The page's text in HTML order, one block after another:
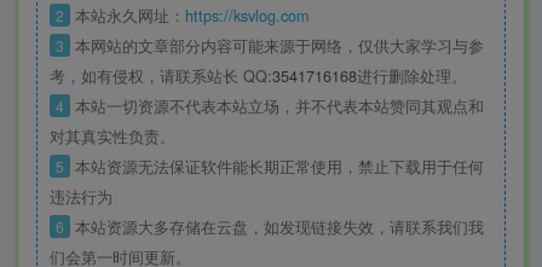
2 本站永久网址： https://ksvlog.com
3 本网站的文章部分内容可能来源于网络，仅供大家学习与参
考，如有侵权，请联系站长 QQ:3541716168进行删除处理。
4 本站一切资源不代表本站立场，并不代表本站赞同其观点和
对其真实性负责。
5 本站资源无法保证软件能长期正常使用，禁止下载用于任何
违法行为
6 本站资源大多存储在云盘，如发现链接失效，请联系我们我
们会第一时间更新。